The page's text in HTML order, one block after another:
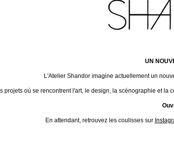
UN
L'Atelier Shandor imagine actuellement un
projets où se rencontrent l'art, le design, la scénographie et
En attendant, retrouvez les coulisses sur